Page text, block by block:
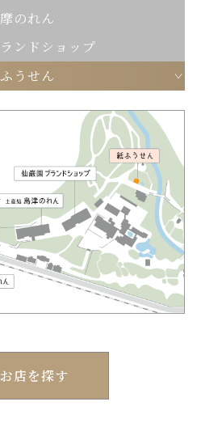
のれん
ンドショップ
うせん
店を探す